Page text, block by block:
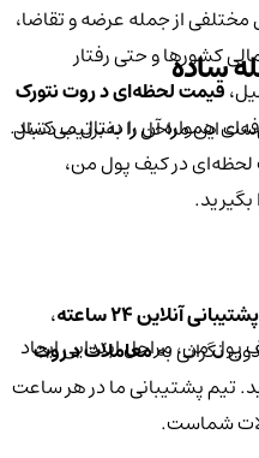
از جمله عرضه و تقاضا،
کشورها و حتی رفتار
قیمت لحظه‌ای د روت نتورک
همواره آن را دنبال می‌کنند.
در کیف پول من،
آنلاین ۲۴ ساعته
،
نگرانی بهمعاملات د روت
تیم پشتیبانی ما در هر ساعت
شماست.
این مراحل را به‌ترتیب دنبال
من، مراحل ابتدایی ایجاد